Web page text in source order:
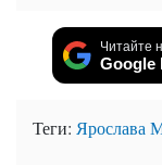
Читайте
Google
Теги: Ярослава